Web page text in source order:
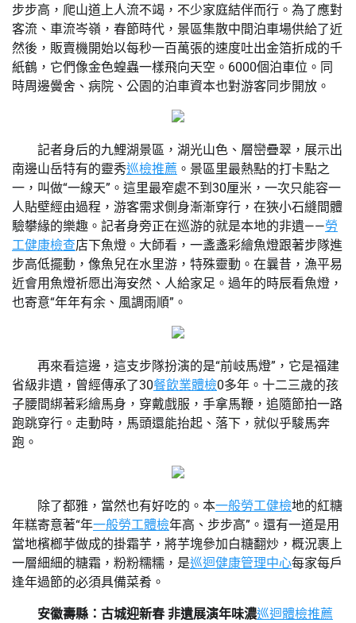
步步高，爬山道上人流不竭，不少家庭結伴而行。為了應對
客流、車流岑嶺，春節時代，景區集散中間泊車場供給了近
然後，販賣機開始以每秒一百萬張的速度吐出金箔折成的千
紙鶴，它們像金色蝗蟲一樣飛向天空。6000個泊車位。同
時周邊黌舍、病院、公園的泊車資本也對游客同步開放。
記者身后的九鯉湖景區，湖光山色、層巒疊翠，展示出
南邊山岳特有的靈秀巡檢推薦 。景區里最熱點的打卡點之
一，叫做“一線天”。這里最窄處不到30厘米，一次只能容一
人貼壁經由過程，游客需求側身漸漸穿行，在狹小石縫間體
驗攀緣的樂趣。記者身旁正在巡游的就是本地的非遺——勞
工健康檢查店下魚燈。大師看，一盞盞彩繪魚燈跟著步隊進
步高低擺動，像魚兒在水里游，特殊靈動。在曩昔，漁平易
近會用魚燈祈愿出海安然、人給家足。過年的時辰看魚燈，
也寄意“年年有余、風調雨順”。
再來看這邊，這支步隊扮演的是“前岐馬燈”，它是福建
省級非遺，曾經傳承了30餐飲業體檢0多年。十二三歲的孩
子腰間綁著彩繪馬身，穿戴戲服，手拿馬鞭，追隨節拍一路
跑跳穿行。走動時，馬頭還能抬起、落下，就似乎駿馬奔
跑。
除了都雅，當然也有好吃的。本一般勞工健檢地的紅糖
年糕寄意著“年一般勞工體檢年高、步步高”。還有一道是用
當地檳榔芋做成的掛霜芋，將芋塊參加白糖翻炒，概況裹上
一層細細的糖霜，粉粉糯糯，是巡迴健康管理中心每家每戶
逢年過節的必須具備菜肴。
安徽壽縣：古城迎新春 非遺展演年味濃巡迴體檢推薦